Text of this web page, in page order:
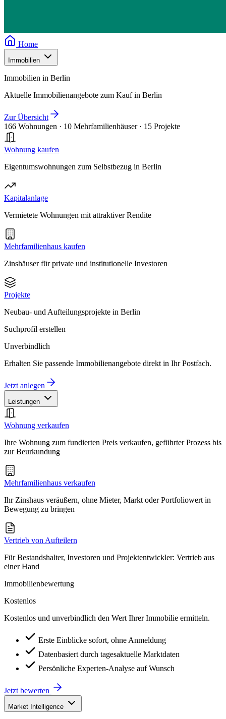
Home
Immobilien
Immobilien in Berlin
Aktuelle Immobilienangebote zum Kauf in Berlin
Zur Übersicht
166 Wohnungen · 10 Mehrfamilienhäuser · 15 Projekte
Wohnung kaufen
Eigentumswohnungen zum Selbstbezug in Berlin
Kapitalanlage
Vermietete Wohnungen mit attraktiver Rendite
Mehrfamilienhaus kaufen
Zinshäuser für private und institutionelle Investoren
Projekte
Neubau- und Aufteilungsprojekte in Berlin
Suchprofil erstellen
Unverbindlich
Erhalten Sie passende Immobilienangebote direkt in Ihr Postfach.
Jetzt anlegen
Leistungen
Wohnung verkaufen
Ihre Wohnung zum fundierten Preis verkaufen, geführter Prozess bis
zur Beurkundung
Mehrfamilienhaus verkaufen
Ihr Zinshaus veräußern, ohne Mieter, Markt oder Portfoliowert in
Bewegung zu bringen
Vertrieb von Aufteilern
Für Bestandshalter, Investoren und Projektentwickler: Vertrieb aus
einer Hand
Immobilienbewertung
Kostenlos
Kostenlos und unverbindlich den Wert Ihrer Immobilie ermitteln.
Erste Einblicke sofort, ohne Anmeldung
Datenbasiert durch tagesaktuelle Marktdaten
Persönliche Experten-Analyse auf Wunsch
Jetzt bewerten
Market Intelligence